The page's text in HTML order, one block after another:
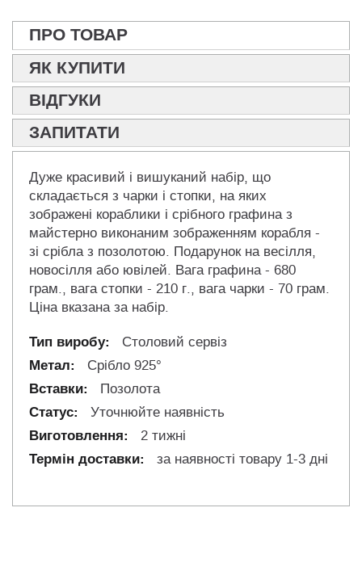
ПРО ТОВАР
ЯК КУПИТИ
ВІДГУКИ
ЗАПИТАТИ
Дуже красивий і вишуканий набір, що
складається з чарки і стопки, на яких
зображені кораблики і срібного графина з
майстерно виконаним зображенням корабля -
зі срібла з позолотою. Подарунок на весілля,
новосілля або ювілей. Вага графина - 680
грам., вага стопки - 210 г., вага чарки - 70 грам.
Ціна вказана за набір.
Столовий сервіз
Срібло 925°
Позолота
Уточнюйте наявність
2 тижні
за наявності товару 1-3 дні